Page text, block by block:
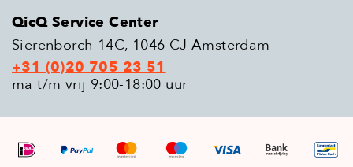
QicQ Service Center
Sierenborch 14C, 1046 CJ Amsterdam
+31 (0)20 705 23 51
ma t/m vrij 9:00-18:00 uur